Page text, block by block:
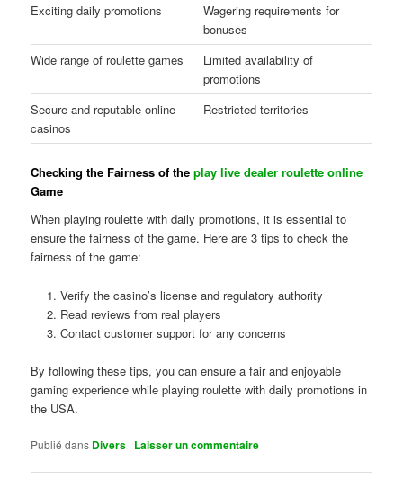
Exciting daily promotions
Wagering requirements for
bonuses
Wide range of roulette games
Limited availability of
promotions
Secure and reputable online
casinos
Restricted territories
Checking the Fairness of theplay live dealer roulette online
Game
When playing roulette with daily promotions, it is essential to
ensure the fairness of the game. Here are 3 tips to check the
fairness of the game:
Verify the casino’s license and regulatory authority
Read reviews from real players
Contact customer support for any concerns
By following these tips, you can ensure a fair and enjoyable
gaming experience while playing roulette with daily promotions in
the USA.
Publié dans Divers | Laisser un commentaire